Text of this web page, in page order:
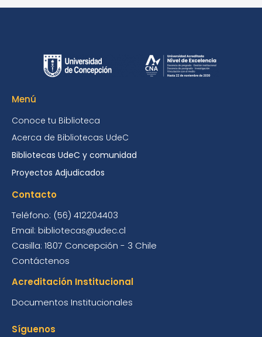
Menú
Conoce tu Biblioteca
Acerca de Bibliotecas UdeC
Bibliotecas UdeC y comunidad
Proyectos Adjudicados
Contacto
Teléfono: (56) 412204403
Email: bibliotecas@udec.cl
Casilla: 1807 Concepción - 3 Chile
Contáctenos
Acreditación Institucional
Documentos Institucionales
Síguenos